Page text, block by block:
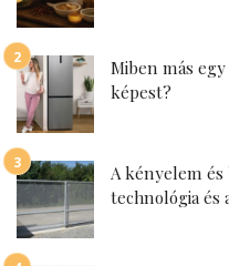
Miben más
képest?
A kényelem
technológia és